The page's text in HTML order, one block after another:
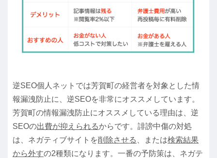
逆SEO個人ネットでは芳賀町の経営者を対象とした情
報漏洩防止に、逆SEOを非常にオススメしています。
芳賀町の情報漏洩防止にオススメしている理由は、逆
SEOの出費が抑えられるからです。誹謗中傷の対処
は、ネガティブサイトを削除させる 、または検索結果
から外すの2種類になります。一番の予防策は、ネガテ